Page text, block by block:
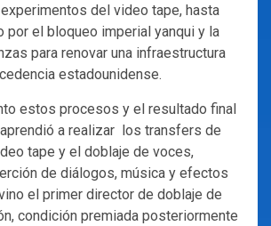
del video tape, hasta
por el bloqueo imperial yanqui y la
para renovar una infraestructura
estadounidense.
estos procesos y el resultado final
a realizar los transfers de
tape y el doblaje de voces,
de diálogos, música y efectos
el primer director de doblaje de
condición premiada posteriormente